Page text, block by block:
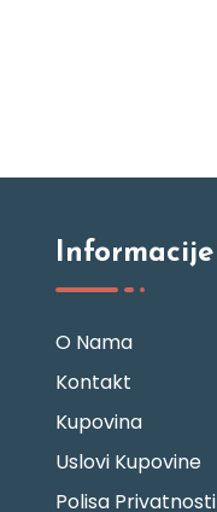
Informacije
O Nama
Kontakt
Kupovina
Uslovi Kupovine
Polisa Privatnosti